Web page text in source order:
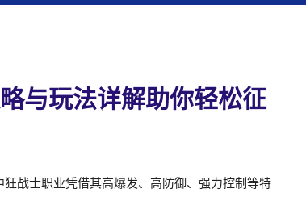
与玩法详解助你轻松征
战士职业凭借其高爆发、高防御、强力控制等特